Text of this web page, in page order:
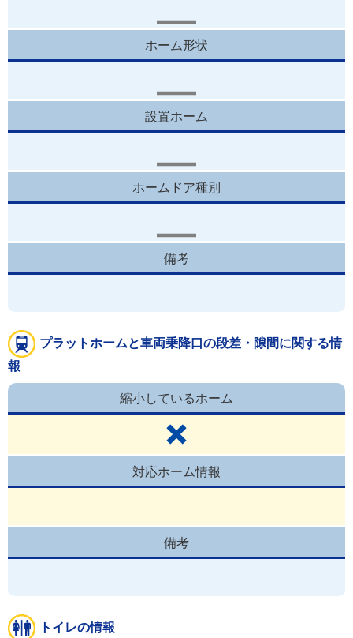
ホーム形状
設置ホーム
ホームドア種別
備考
プラットホームと車両乗降口の段差・隙間に関する情
報
縮小しているホーム
対応ホーム情報
備考
トイレの情報